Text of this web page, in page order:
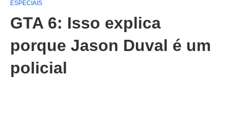
ESPECIAIS
GTA 6: Isso explica
porque Jason Duval é um
policial